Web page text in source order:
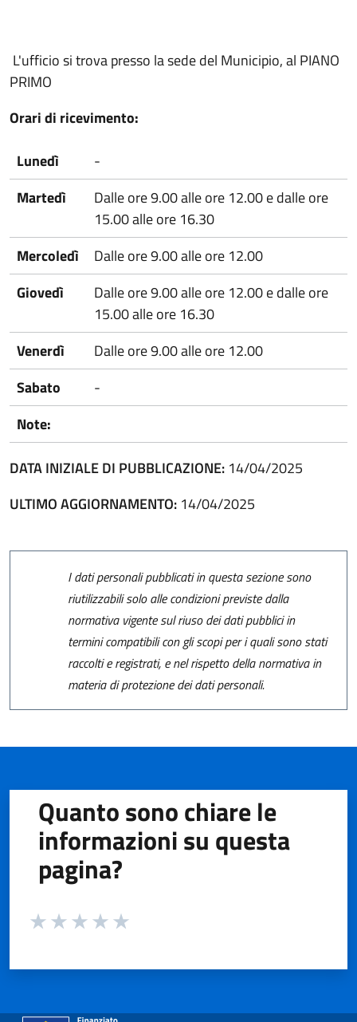
L'ufficio si trova presso la sede del Municipio, al PIANO
PRIMO
Orari di ricevimento:
Lunedì
-
Martedì
Dalle ore 9.00 alle ore 12.00 e dalle ore
15.00 alle ore 16.30
Mercoledì
Dalle ore 9.00 alle ore 12.00
Giovedì
Dalle ore 9.00 alle ore 12.00 e dalle ore
15.00 alle ore 16.30
Venerdì
Dalle ore 9.00 alle ore 12.00
Sabato
-
Note:
DATA INIZIALE DI PUBBLICAZIONE: 14/04/2025
ULTIMO AGGIORNAMENTO: 14/04/2025
I dati personali pubblicati in questa sezione sono
riutilizzabili solo alle condizioni previste dalla
normativa vigente sul riuso dei dati pubblici in
termini compatibili con gli scopi per i quali sono stati
raccolti e registrati, e nel rispetto della normativa in
materia di protezione dei dati personali.
Quanto sono chiare le
informazioni su questa
pagina?
Valuta da 1 a 5 stelle la pagina